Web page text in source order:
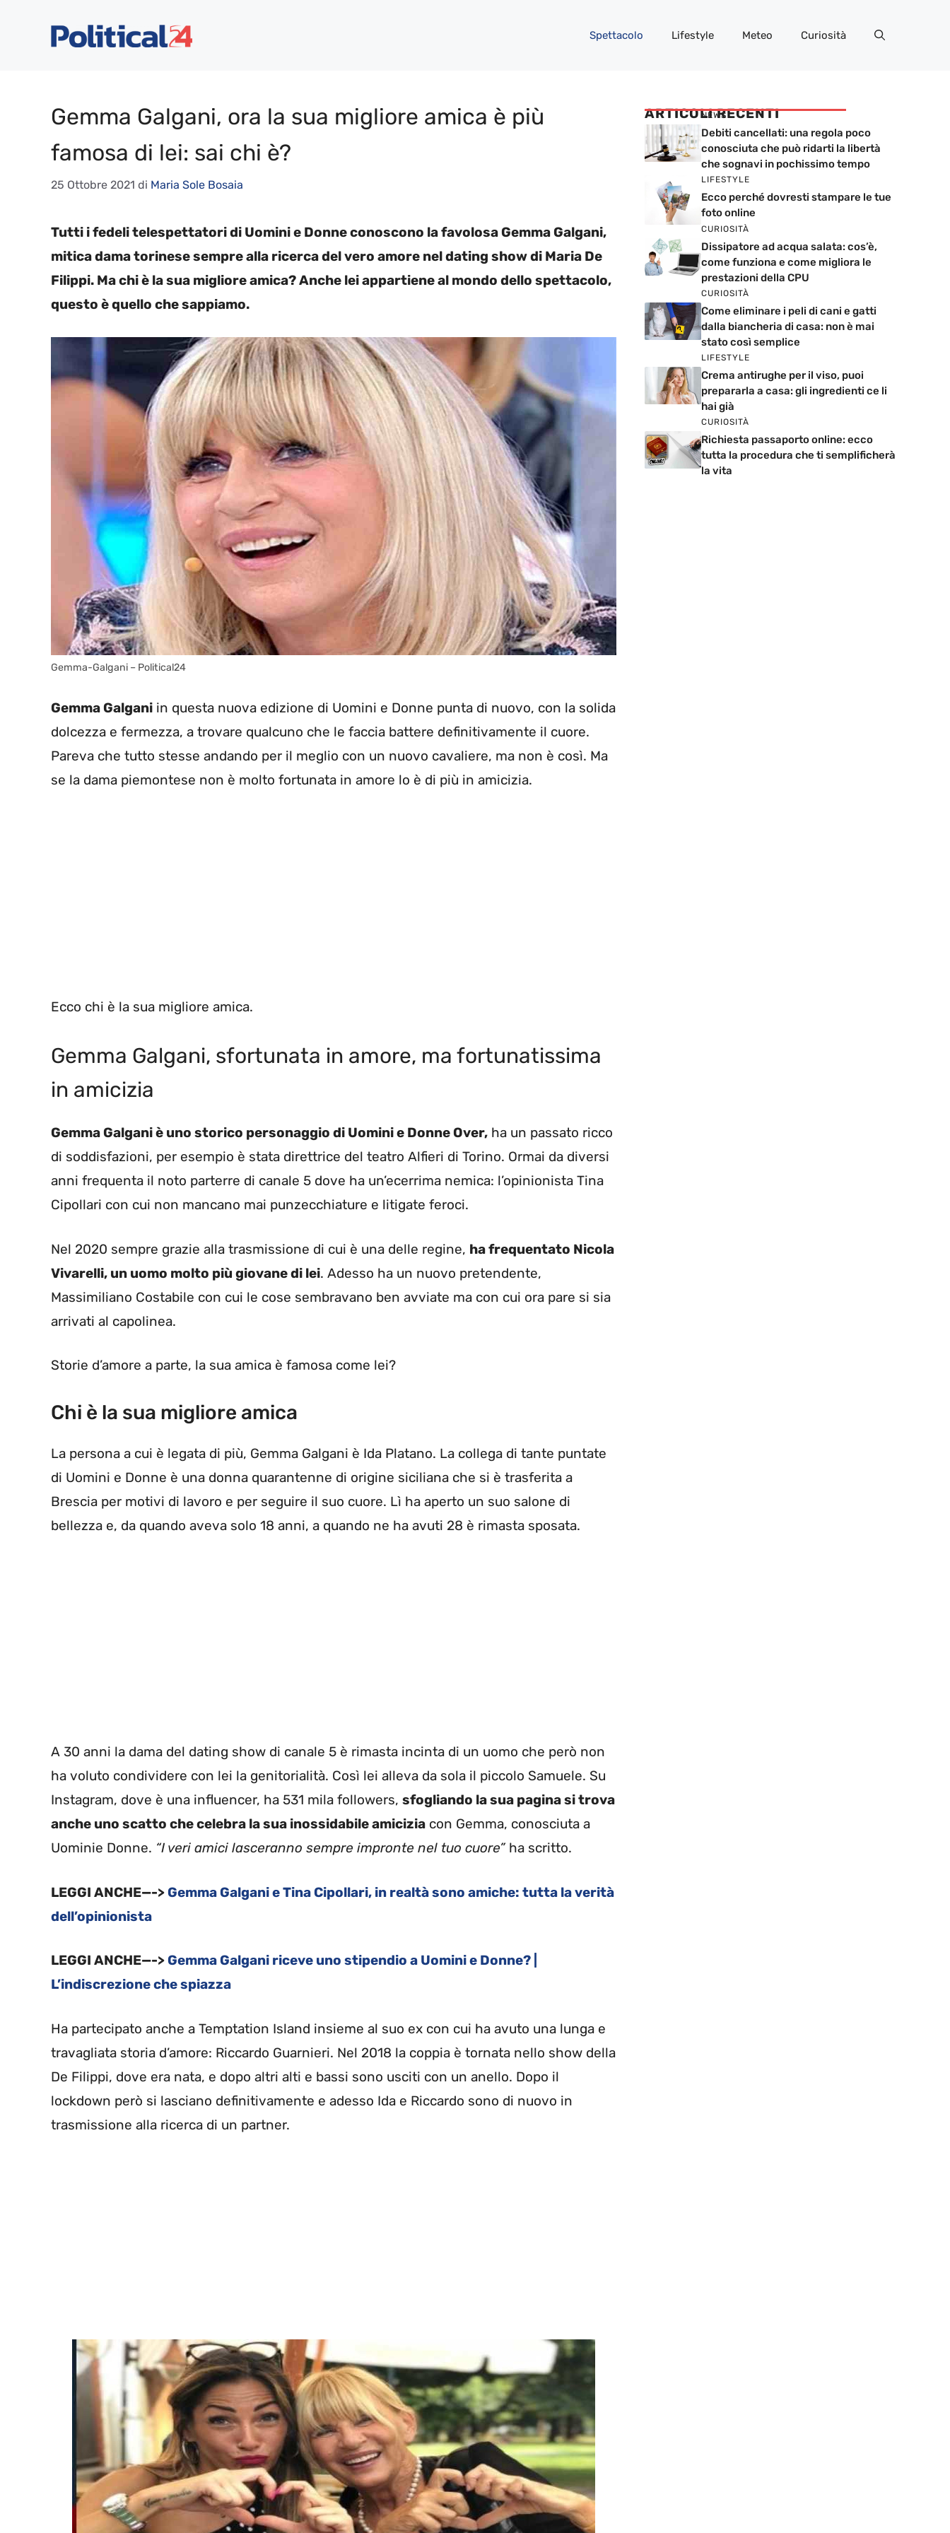
Spettacolo Lifestyle Meteo Curiosità
Gemma Galgani, ora la sua migliore amica è più
famosa di lei: sai chi è?
25 Ottobre 2021 di Maria Sole Bosaia
Tutti i fedeli telespettatori di Uomini e Donne conoscono la favolosa Gemma Galgani,
mitica dama torinese sempre alla ricerca del vero amore nel dating show di Maria De
Filippi. Ma chi è la sua migliore amica? Anche lei appartiene al mondo dello spettacolo,
questo è quello che sappiamo.
Gemma-Galgani – Political24
Gemma Galgani in questa nuova edizione di Uomini e Donne punta di nuovo, con la solida
dolcezza e fermezza, a trovare qualcuno che le faccia battere definitivamente il cuore.
Pareva che tutto stesse andando per il meglio con un nuovo cavaliere, ma non è così. Ma
se la dama piemontese non è molto fortunata in amore lo è di più in amicizia.
Ecco chi è la sua migliore amica.
Gemma Galgani, sfortunata in amore, ma fortunatissima
in amicizia
Gemma Galgani è uno storico personaggio di Uomini e Donne Over, ha un passato ricco
di soddisfazioni, per esempio è stata direttrice del teatro Alfieri di Torino. Ormai da diversi
anni frequenta il noto parterre di canale 5 dove ha un’ecerrima nemica: l’opinionista Tina
Cipollari con cui non mancano mai punzecchiature e litigate feroci.
Nel 2020 sempre grazie alla trasmissione di cui è una delle regine, ha frequentato Nicola
Vivarelli, un uomo molto più giovane di lei. Adesso ha un nuovo pretendente,
Massimiliano Costabile con cui le cose sembravano ben avviate ma con cui ora pare si sia
arrivati al capolinea.
Storie d’amore a parte, la sua amica è famosa come lei?
Chi è la sua migliore amica
La persona a cui è legata di più, Gemma Galgani è Ida Platano. La collega di tante puntate
di Uomini e Donne è una donna quarantenne di origine siciliana che si è trasferita a
Brescia per motivi di lavoro e per seguire il suo cuore. Lì ha aperto un suo salone di
bellezza e, da quando aveva solo 18 anni, a quando ne ha avuti 28 è rimasta sposata.
A 30 anni la dama del dating show di canale 5 è rimasta incinta di un uomo che però non
ha voluto condividere con lei la genitorialità. Così lei alleva da sola il piccolo Samuele. Su
Instagram, dove è una influencer, ha 531 mila followers, sfogliando la sua pagina si trova
anche uno scatto che celebra la sua inossidabile amicizia con Gemma, conosciuta a
Uominie Donne. “I veri amici lasceranno sempre impronte nel tuo cuore”ha scritto.
LEGGI ANCHE—->Gemma Galgani e Tina Cipollari, in realtà sono amiche: tutta la verità
dell’opinionista
LEGGI ANCHE—->Gemma Galgani riceve uno stipendio a Uomini e Donne? |
L’indiscrezione che spiazza
Ha partecipato anche a Temptation Island insieme al suo ex con cui ha avuto una lunga e
travagliata storia d’amore: Riccardo Guarnieri. Nel 2018 la coppia è tornata nello show della
De Filippi, dove era nata, e dopo altri alti e bassi sono usciti con un anello. Dopo il
lockdown però si lasciano definitivamente e adesso Ida e Riccardo sono di nuovo in
trasmissione alla ricerca di un partner.
ARTICOLI RECENTI
NEWS
Debiti cancellati: una regola poco
conosciuta che può ridarti la libertà
che sognavi in pochissimo tempo
LIFESTYLE
Ecco perché dovresti stampare le tue
foto online
CURIOSITÀ
Dissipatore ad acqua salata: cos’è,
come funziona e come migliora le
prestazioni della CPU
CURIOSITÀ
Come eliminare i peli di cani e gatti
dalla biancheria di casa: non è mai
stato così semplice
LIFESTYLE
Crema antirughe per il viso, puoi
prepararla a casa: gli ingredienti ce li
hai già
CURIOSITÀ
Richiesta passaporto online: ecco
tutta la procedura che ti semplificherà
la vita